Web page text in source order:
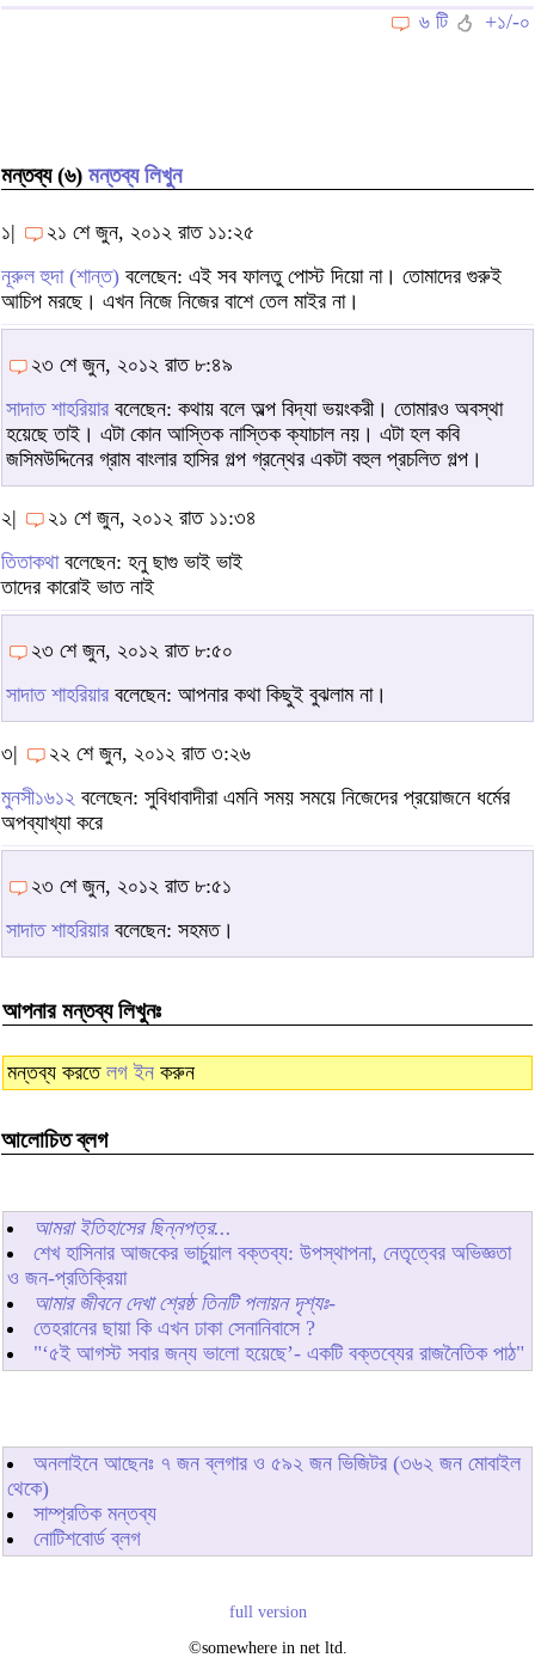
৬ টি
+১/-০
মন্তব্য (৬) মন্তব্য লিখুন
১|
২১ শে জুন, ২০১২ রাত ১১:২৫
নূরুল হুদা (শান্ত) বলেছেন: এই সব ফালতু পোস্ট দিয়ো না। তোমাদের গুরুই
আচিপ মরছে। এখন নিজে নিজের বাশে তেল মাইর না।
২৩ শে জুন, ২০১২ রাত ৮:৪৯
সাদাত শাহরিয়ার বলেছেন: কথায় বলে অল্প বিদ্যা ভয়ংকরী। তোমারও অবস্থা
হয়েছে তাই। এটা কোন আস্তিক নাস্তিক ক্যাচাল নয়। এটা হল কবি
জসিমউদ্দিনের গ্রাম বাংলার হাসির গল্প গ্রন্থের একটা বহুল প্রচলিত গল্প।
২|
২১ শে জুন, ২০১২ রাত ১১:৩৪
তিতাকথাবলেছেন: হনু ছাগু ভাই ভাই
তাদের কারোই ভাত নাই
২৩ শে জুন, ২০১২ রাত ৮:৫০
সাদাত শাহরিয়ার বলেছেন: আপনার কথা কিছুই বুঝলাম না।
৩|
২২ শে জুন, ২০১২ রাত ৩:২৬
মুনসী১৬১২ বলেছেন: সুবিধাবাদীরা এমনি সময় সময়ে নিজেদের প্রয়োজনে ধর্মের
অপব্যাখ্যা করে
২৩ শে জুন, ২০১২ রাত ৮:৫১
সাদাত শাহরিয়ার বলেছেন: সহমত।
আপনার মন্তব্য লিখুনঃ
মন্তব্য করতে লগ ইন করুন
আলোচিত ব্লগ
আমরা ইতিহাসের ছিন্নপত্র...
শেখ হাসিনার আজকের ভার্চুয়াল বক্তব্য: উপস্থাপনা, নেতৃত্বের অভিজ্ঞতা
ও জন-প্রতিক্রিয়া
আমার জীবনে দেখা শ্রেষ্ঠ তিনটি পলায়ন দৃশ্যঃ-
তেহরানের ছায়া কি এখন ঢাকা সেনানিবাসে ?
"‘৫ই আগস্ট সবার জন্য ভালো হয়েছে’- একটি বক্তব্যের রাজনৈতিক পাঠ"
অনলাইনে আছেনঃ ৭ জন ব্লগার ও ৫৯২ জন ভিজিটর (৩৬২ জন মোবাইল
থেকে)
সাম্প্রতিক মন্তব্য
নোটিশবোর্ড ব্লগ
full version
©somewhere in net ltd.